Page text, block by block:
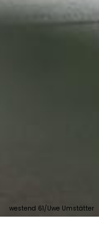
westend 61/Uwe Umstätter